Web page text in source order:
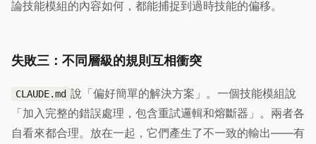
論技能模組的內容如何，都能捕捉到過時技能的偏移。
失敗三：不同層級的規則互相衝突
CLAUDE.md 說「偏好簡單的解決方案」。一個技能模組說
「加入完整的錯誤處理，包含重試邏輯和熔斷器」。兩者各
自看來都合理。放在一起，它們產生了不一致的輸出——有